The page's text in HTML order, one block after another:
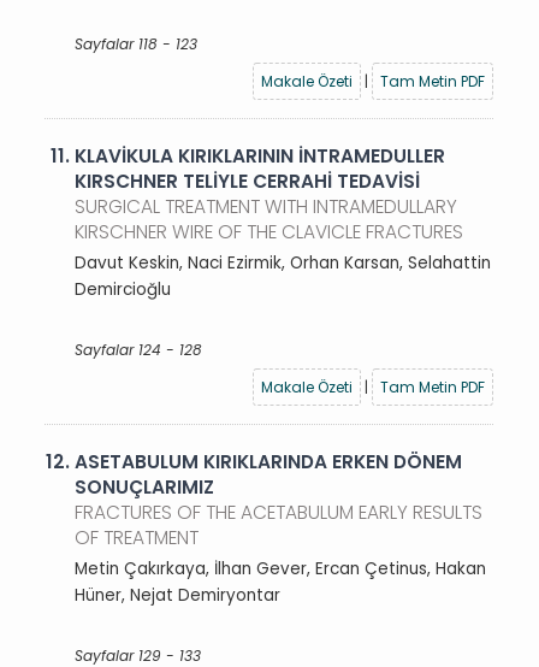
Sayfalar 118 - 123
Makale Özeti
| Tam Metin PDF
11. KLAVİKULA KIRIKLARININ İNTRAMEDULLER
KIRSCHNER TELİYLE CERRAHİ TEDAVİSİ
SURGICAL TREATMENT WITH INTRAMEDULLARY
KIRSCHNER WIRE OF THE CLAVICLE FRACTURES
Davut Keskin, Naci Ezirmik, Orhan Karsan, Selahattin
Demircioğlu
Sayfalar 124 - 128
Makale Özeti
| Tam Metin PDF
12.ASETABULUM KIRIKLARINDA ERKEN DÖNEM
SONUÇLARIMIZ
FRACTURES OF THE ACETABULUM EARLY RESULTS
OF TREATMENT
Metin Çakırkaya, İlhan Gever, Ercan Çetinus, Hakan
Hüner, Nejat Demiryontar
Sayfalar 129 - 133